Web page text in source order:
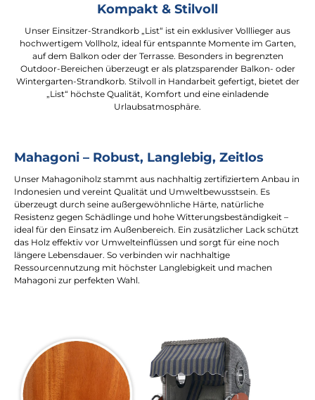
Kompakt & Stilvoll
Unser Einsitzer-Strandkorb „List“ ist ein exklusiver Volllieger aus
hochwertigem Vollholz, ideal für entspannte Momente im Garten,
auf dem Balkon oder der Terrasse. Besonders in begrenzten
Outdoor-Bereichen überzeugt er als platzsparender Balkon- oder
Wintergarten-Strandkorb. Stilvoll in Handarbeit gefertigt, bietet der
„List“ höchste Qualität, Komfort und eine einladende
Urlaubsatmosphäre.
Mahagoni – Robust, Langlebig, Zeitlos
Unser Mahagoniholz stammt aus nachhaltig zertifiziertem Anbau in
Indonesien und vereint Qualität und Umweltbewusstsein. Es
überzeugt durch seine außergewöhnliche Härte, natürliche
Resistenz gegen Schädlinge und hohe Witterungsbeständigkeit –
ideal für den Einsatz im Außenbereich. Ein zusätzlicher Lack schützt
das Holz effektiv vor Umwelteinflüssen und sorgt für eine noch
längere Lebensdauer. So verbinden wir nachhaltige
Ressourcennutzung mit höchster Langlebigkeit und machen
Mahagoni zur perfekten Wahl.